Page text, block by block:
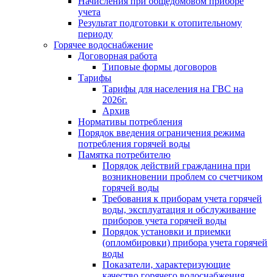
учета
Результат подготовки к отопительному
периоду
Горячее водоснабжение
Договорная работа
Типовые формы договоров
Тарифы
Тарифы для населения на ГВС на
2026г.
Архив
Нормативы потребления
Порядок введения ограничения режима
потребления горячей воды
Памятка потребителю
Порядок действий гражданина при
возникновении проблем со счетчиком
горячей воды
Требования к приборам учета горячей
воды, эксплуатация и обслуживание
приборов учета горячей воды
Порядок установки и приемки
(опломбировки) прибора учета горячей
воды
Показатели, характеризующие